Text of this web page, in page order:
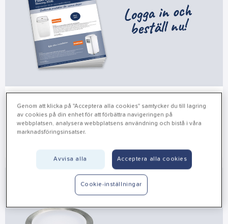
Säsongens storsäljare.
Genom att klicka på "Acceptera alla cookies" samtycker du till lagring
av cookies på din enhet för att förbättra navigeringen på
webbplatsen, analysera webbplatsens användning och bistå i våra
marknadsföringsinsatser.
Avvisa alla Acceptera alla cookies
Cookie-inställningar